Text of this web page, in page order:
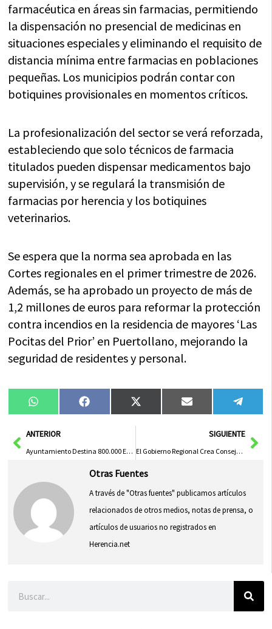
farmacéutica en áreas sin farmacias, permitiendo
la dispensación no presencial de medicinas en
situaciones especiales y eliminando el requisito de
distancia mínima entre farmacias en poblaciones
pequeñas. Los municipios podrán contar con
botiquines provisionales en momentos críticos.
La profesionalización del sector se verá reforzada,
estableciendo que solo técnicos de farmacia
titulados pueden dispensar medicamentos bajo
supervisión, y se regulará la transmisión de
farmacias por herencia y los botiquines
veterinarios.
Se espera que la norma sea aprobada en las
Cortes regionales en el primer trimestre de 2026.
Además, se ha aprobado un proyecto de más de
1,2 millones de euros para reformar la protección
contra incendios en la residencia de mayores ‘Las
Pocitas del Prior’ en Puertollano, mejorando la
seguridad de residentes y personal.
Compartir
en
WhatsAppCompartir
en
FacebookCompartir
en
X
(Twitter)
Compartir
en
Email
en
AntANTERIOR
Ayuntamiento Destina 800.000 Euros para Mejorar Climatización en Centros Educativos hasta 2026
SIGUIENTE
El Gobierno Regional Crea Consejo Asesor de Asuntos Taurinos en Castilla-La Mancha
Otras Fuentes
A través de "Otras fuentes" publicamos artículos
relacionados de otros medios, notas de prensa, o
artículos de usuarios no registrados en
Herencia.net